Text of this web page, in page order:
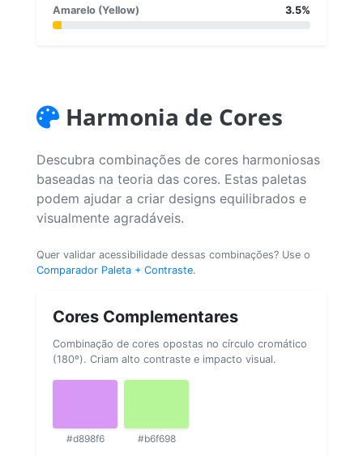
Amarelo (Yellow) 3.5%
Harmonia de Cores
Descubra combinações de cores harmoniosas
baseadas na teoria das cores. Estas paletas
podem ajudar a criar designs equilibrados e
visualmente agradáveis.
Quer validar acessibilidade dessas combinações? Use o
Comparador Paleta + Contraste.
Cores Complementares
Combinação de cores opostas no círculo cromático
(180º). Criam alto contraste e impacto visual.
#d898f6 #b6f698